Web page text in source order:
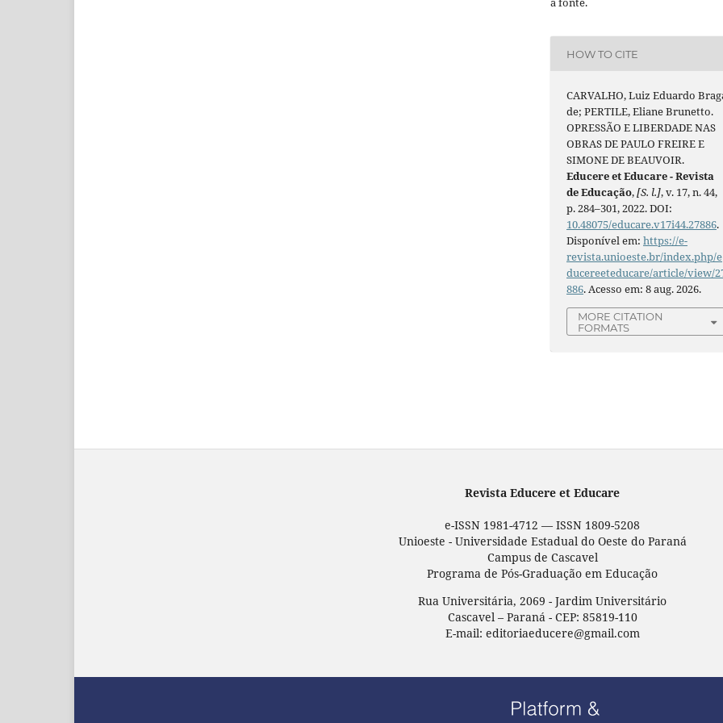
HOW TO CITE
CARVALHO, Luiz Eduardo
de; PERTILE, Eliane Brunetto.
OPRESSÃO E LIBERDADE NAS
OBRAS DE PAULO FREIRE E
SIMONE DE BEAUVOIR.
Educere et Educare - Revista
de Educação,[S. l.], v. 17, n. 44,
p. 284–301, 2022. DOI:
10.48075/educare.v17i44.27886.
Disponível em:https://e-
revista.unioeste.br/index.php/e
ducereeteducare/article/view/
886. Acesso em: 8 aug. 2026.
MORE CITATION
FORMATS
Revista Educere et Educare
e-ISSN 1981-4712 — ISSN 1809-5208
Unioeste - Universidade Estadual do Oeste do Paraná
Campus de Cascavel
Programa de Pós-Graduação em Educação
Rua Universitária, 2069 - Jardim Universitário
Cascavel – Paraná - CEP: 85819-110
E-mail: editoriaeducere@gmail.com